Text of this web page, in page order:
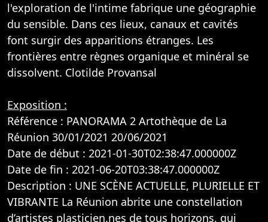
l'exploration de l'intime fabrique une géographie
du sensible. Dans ces lieux, canaux et cavités
font surgir des apparitions étranges. Les
frontières entre règnes organique et minéral se
dissolvent. Clotilde Provansal
Exposition :
Référence : PANORAMA 2 Artothèque de La
Réunion 30/01/2021 20/06/2021
Date de début : 2021-01-30T02:38:47.000000Z
Date de fin : 2021-06-20T03:38:47.000000Z
Description : UNE SCÈNE ACTUELLE, PLURIELLE ET
VIBRANTE La Réunion abrite une constellation
d’artistes plasticien.nes de tous horizons, qui